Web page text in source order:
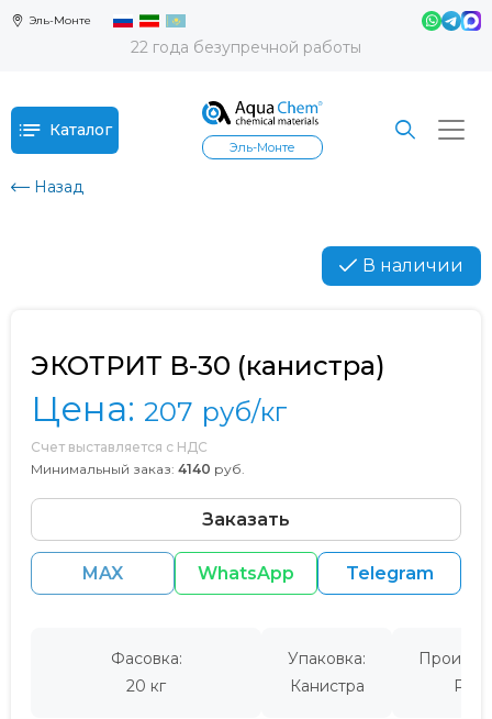
Эль-Монте
22 года безупречной работы
Каталог
Эль-Монте
Назад
В наличии
ЭКОТРИТ В-30 (канистра)
Цена: 207 руб/кг
Счет выставляется с НДС
Минимальный заказ: 4140 руб.
Заказать
MAX WhatsApp Telegram
Фасовка:
20 кг
Упаковка:
Канистра